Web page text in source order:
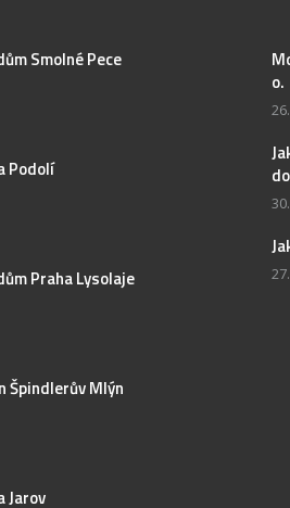
Smolné Pece
Podolí
Praha Lysolaje
Špindlerův Mlýn
Jarov
o.